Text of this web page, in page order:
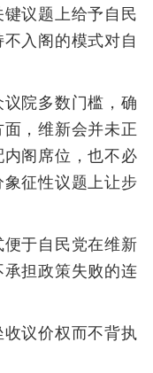
议题上给予自民
入阁的模式对自
院多数门槛，确
，维新会并未正
阁席位，也不必
征性议题上让步
于自民党在维新
担政策失败的连
议价权而不背执